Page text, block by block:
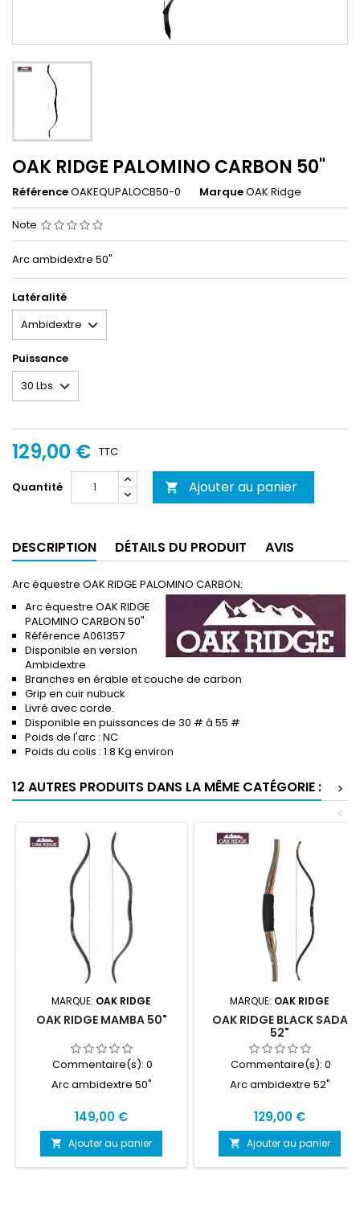
OAK RIDGE PALOMINO CARBON 50"
RéférenceOAKEQUPALOCB50-0 MarqueOAK Ridge
Note
Arc ambidextre 50"
Latéralité
Puissance
129,00 € TTC
Quantité  Ajouter au panier
DESCRIPTION DÉTAILS DU PRODUIT AVIS
Arc équestre OAK RIDGE PALOMINO CARBON:
Arc équestre OAK RIDGE
PALOMINO CARBON 50"
Référence A061357
Disponible en version
Ambidextre
Branches en érable et couche de carbon
Grip en cuir nubuck
Livré avec corde.
Disponible en puissances de 30 # à 55 #
Poids de l'arc : NC
Poids du colis : 1.8 Kg environ
12 AUTRES PRODUITS DANS LA MÊME CATÉGORIE :
>
<
MARQUE: OAK RIDGE
OAK RIDGE MAMBA 50"
Commentaire(s): 0
Arc ambidextre 50"
Prix
149,00 €
 Ajouter au panier
MARQUE: OAK RIDGE
OAK RIDGE BLACK SADA
52"
Commentaire(s): 0
Arc ambidextre 52"
Prix
129,00 €
 Ajouter au panier